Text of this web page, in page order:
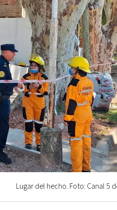
Lugar del hecho. Foto: Canal 5